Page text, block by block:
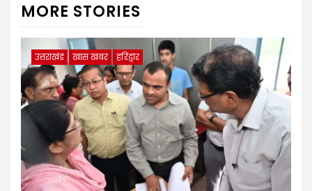
MORE STORIES
उत्तराखंड खास खबर हरिद्वार